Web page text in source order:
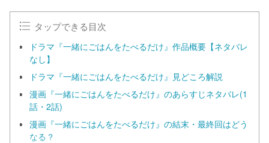
タップできる目次
ドラマ『一緒にごはんをたべるだけ』作品概要【ネタバレ
なし】
ドラマ『一緒にごはんをたべるだけ』見どころ解説
漫画『一緒にごはんをたべるだけ』のあらすじネタバレ(1
話・2話)
漫画『一緒にごはんをたべるだけ』の結末・最終回はどう
なる？